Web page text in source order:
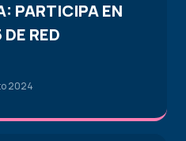
PARTICIPA EN
RED
2024